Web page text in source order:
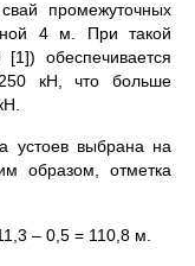
промежуточных
4 м. При такой
обеспечивается
кН, что больше
кН.
устоев выбрана на
образом, отметка
– 0,5 = 110,8 м.